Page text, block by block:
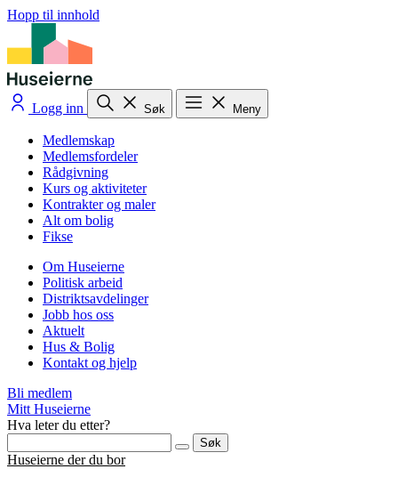
Hopp til innhold
Logg inn Søk Meny
Medlemskap
Medlemsfordeler
Rådgivning
Kurs og aktiviteter
Kontrakter og maler
Alt om bolig
Fikse
Om Huseierne
Politisk arbeid
Distriktsavdelinger
Jobb hos oss
Aktuelt
Hus & Bolig
Kontakt og hjelp
Bli medlem
Mitt Huseierne
Hva leter du etter?
Søk
Huseierne der du bor